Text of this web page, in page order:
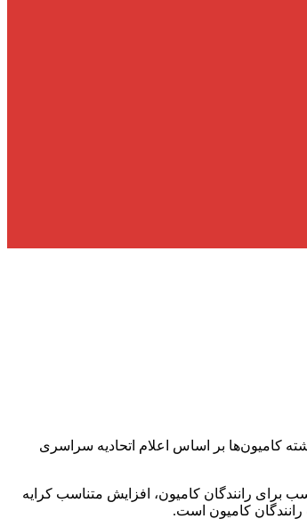
کامیون‌ها بر اساس اعلام اتحادیه سراسری
برای رانندگان کامیون، افزایش متناسب کرایه
کامیون است.